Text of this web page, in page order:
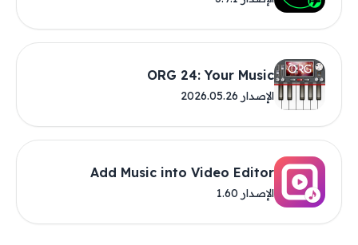
ORG 24: Your Music
الإصدار 2026.05.26
Add Music into Video Editor
الإصدار 1.60